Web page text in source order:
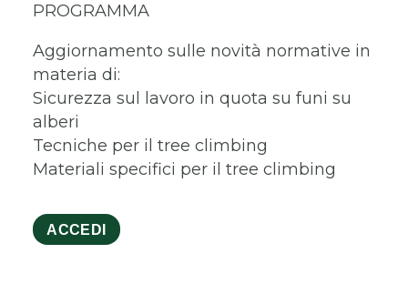
PROGRAMMA
Aggiornamento sulle novità normative in
materia di:
Sicurezza sul lavoro in quota su funi su
alberi
Tecniche per il tree climbing
Materiali specifici per il tree climbing
ACCEDI